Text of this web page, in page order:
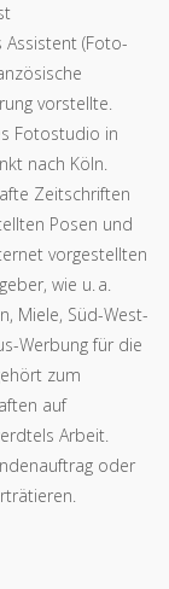
(Foto-
vorstellte.
Fotostudio in
nach Köln.
Zeitschriften
Posen und
vorgestellten
wie u. a.
Miele, Süd-West-
Werbung für die
zum
auf
Arbeit.
oder